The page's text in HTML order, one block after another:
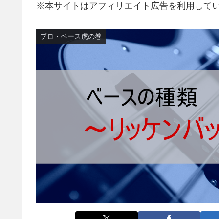
※本サイトはアフィリエイト広告を利用して
プロ・ベース虎の巻